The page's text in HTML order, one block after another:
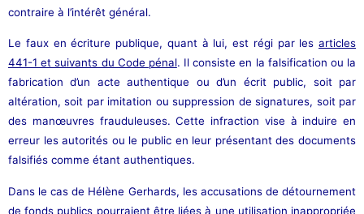
contraire à l’intérêt général.
Le faux en écriture publique, quant à lui, est régi par les articles
441-1 et suivants du Code pénal. Il consiste en la falsification ou la
fabrication d’un acte authentique ou d’un écrit public, soit par
altération, soit par imitation ou suppression de signatures, soit par
des manœuvres frauduleuses. Cette infraction vise à induire en
erreur les autorités ou le public en leur présentant des documents
falsifiés comme étant authentiques.
Dans le cas de Hélène Gerhards, les accusations de détournement
de fonds publics pourraient être liées à une utilisation inappropriée